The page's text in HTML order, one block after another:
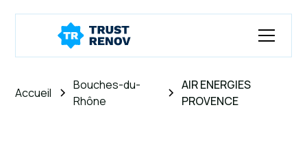
Accueil
Bouches-du-
Rhône
AIR ENERGIES
PROVENCE